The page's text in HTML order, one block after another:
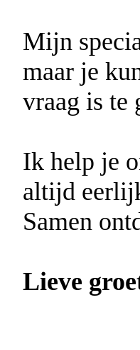
Mijn
maar je
vraag is te
Ik help je
altijd
Samen
Lieve